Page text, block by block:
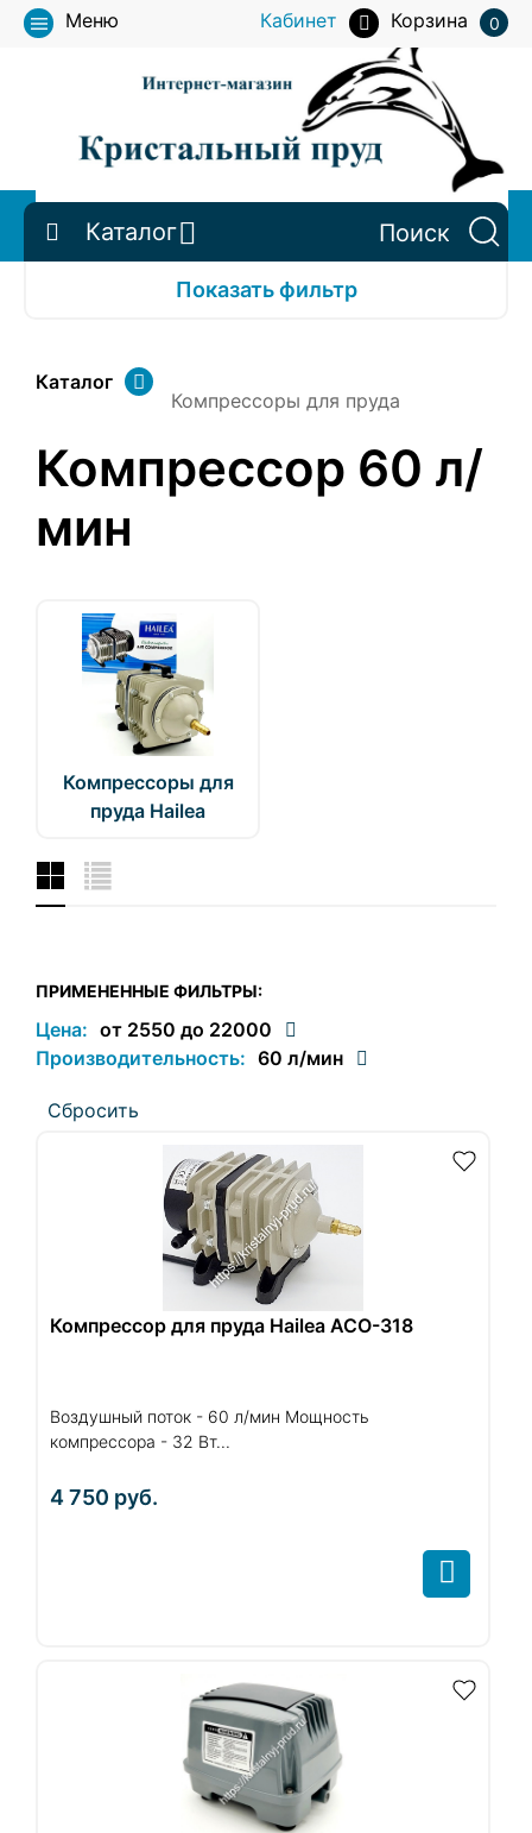
Меню Кабинет Корзина 0
Каталог
Показать фильтр
Каталог
Компрессоры для пруда
Компрессор 60 л/
мин
Компрессоры для
пруда Hailea
ПРИМЕНЕННЫЕ ФИЛЬТРЫ:
Цена: от 2550 до 22000
Производительность: 60 л/мин
Cбросить
Компрессор для пруда Hailea ACO-318
Воздушный поток - 60 л/мин Мощность
компрессора - 32 Вт...
4 750 руб.